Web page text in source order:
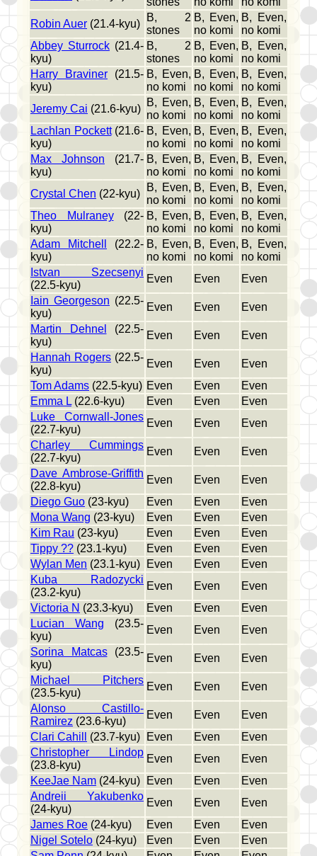
Robin Auer (21.4-kyu)
B, 2
stones
B, Even,
no komi
B, Even,
no komi
Abbey Sturrock (21.4-
kyu)
B, 2
stones
B, Even,
no komi
B, Even,
no komi
Harry Braviner (21.5-
kyu)
B, Even,
no komi
B, Even,
no komi
B, Even,
no komi
Jeremy Cai (21.6-kyu)
B, Even,
no komi
B, Even,
no komi
B, Even,
no komi
Lachlan Pockett(21.6-
kyu)
B, Even,
no komi
B, Even,
no komi
B, Even,
no komi
Max Johnson (21.7-
kyu)
B, Even,
no komi
B, Even,
no komi
B, Even,
no komi
Crystal Chen (22-kyu)
B, Even,
no komi
B, Even,
no komi
B, Even,
no komi
Theo Mulraney(22-
kyu)
B, Even,
no komi
B, Even,
no komi
B, Even,
no komi
Adam Mitchell
(22.2-
kyu)
B, Even,
no komi
B, Even,
no komi
B, Even,
no komi
Istvan Szecsenyi
(22.5-kyu)
Even Even
Even
Iain Georgeson (22.5-
kyu)
Even Even
Even
Martin Dehnel
(22.5-
kyu)
Even Even
Even
Hannah Rogers (22.5-
kyu)
Even Even
Even
Tom Adams (22.5-kyu) Even Even
Even
Emma L(22.6-kyu) Even Even
Even
Luke Cornwall-Jones
(22.7-kyu)
Even Even
Even
Charley Cummings
(22.7-kyu)
Even Even
Even
Dave Ambrose-Griffith
(22.8-kyu)
Even Even
Even
Diego Guo (23-kyu) Even Even
Even
Mona Wang (23-kyu) Even Even
Even
Kim Rau (23-kyu) Even Even
Even
Tippy ?? (23.1-kyu) Even Even
Even
Wylan Men (23.1-kyu) Even Even
Even
Kuba Radozycki
(23.2-kyu)
Even Even
Even
Victoria N (23.3-kyu) Even Even
Even
Lucian Wang (23.5-
kyu)
Even Even
Even
Sorina Matcas(23.5-
kyu)
Even Even
Even
Michael Pitchers
(23.5-kyu)
Even Even
Even
Alonso Castillo-
Ramirez (23.6-kyu)
Even Even
Even
Clari Cahill
(23.7-kyu) Even Even
Even
Christopher Lindop
(23.8-kyu)
Even Even
Even
KeeJae Nam (24-kyu) Even Even
Even
Andreii Yakubenko
(24-kyu)
Even Even
Even
James Roe (24-kyu) Even Even
Even
Nigel Sotelo (24-kyu) Even Even
Even